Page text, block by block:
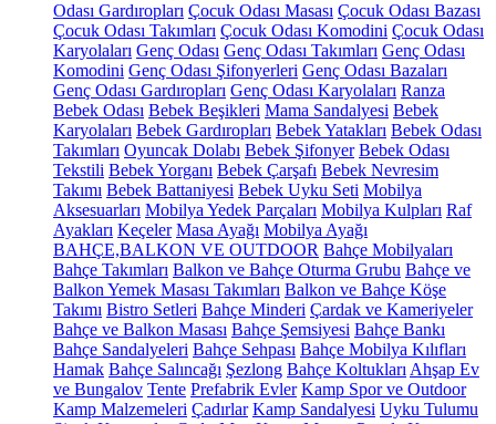
Odası Gardıropları Çocuk Odası Masası Çocuk Odası Bazası
Çocuk Odası Takımları Çocuk Odası Komodini Çocuk Odası
Karyolaları Genç Odası Genç Odası Takımları Genç Odası
Komodini Genç Odası Şifonyerleri Genç Odası Bazaları
Genç Odası Gardıropları Genç Odası Karyolaları Ranza
Bebek Odası Bebek Beşikleri Mama Sandalyesi Bebek
Karyolaları Bebek Gardıropları Bebek Yatakları Bebek Odası
Takımları Oyuncak Dolabı Bebek Şifonyer Bebek Odası
Tekstili Bebek Yorganı Bebek Çarşafı Bebek Nevresim
Takımı Bebek Battaniyesi Bebek Uyku Seti Mobilya
Aksesuarları Mobilya Yedek Parçaları Mobilya Kulpları Raf
Ayakları Keçeler Masa Ayağı Mobilya Ayağı
BAHÇE,BALKON VE OUTDOOR Bahçe Mobilyaları
Bahçe Takımları Balkon ve Bahçe Oturma Grubu Bahçe ve
Balkon Yemek Masası Takımları Balkon ve Bahçe Köşe
Takımı Bistro Setleri Bahçe Minderi Çardak ve Kameriyeler
Bahçe ve Balkon Masası Bahçe Şemsiyesi Bahçe Bankı
Bahçe Sandalyeleri Bahçe Sehpası Bahçe Mobilya Kılıfları
Hamak Bahçe Salıncağı Şezlong Bahçe Koltukları Ahşap Ev
ve Bungalov Tente Prefabrik Evler Kamp Spor ve Outdoor
Kamp Malzemeleri Çadırlar Kamp Sandalyesi Uyku Tulumu